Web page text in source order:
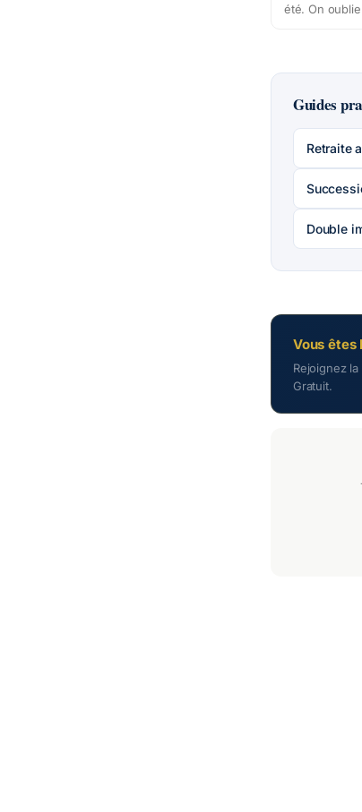
été. On
sur des
Guides
Retraite
Double
Vous êtes
Rejoignez
Gratuit.